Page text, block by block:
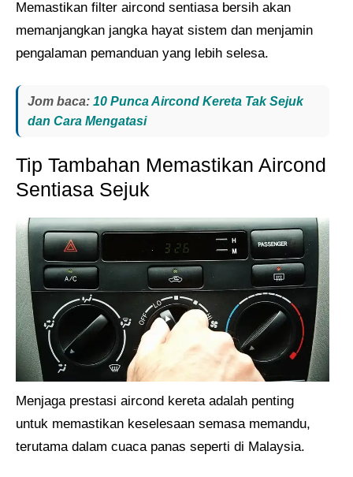
Memastikan filter aircond sentiasa bersih akan
memanjangkan jangka hayat sistem dan menjamin
pengalaman pemanduan yang lebih selesa.
Jom baca: 10 Punca Aircond Kereta Tak Sejuk
dan Cara Mengatasi
Tip Tambahan Memastikan Aircond
Sentiasa Sejuk
Menjaga prestasi aircond kereta adalah penting
untuk memastikan keselesaan semasa memandu,
terutama dalam cuaca panas seperti di Malaysia.